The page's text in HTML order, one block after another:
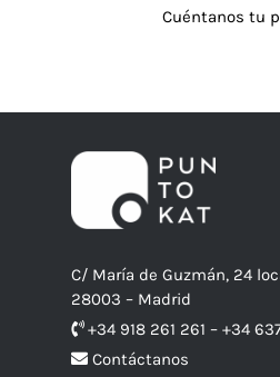
Cuéntanos tu
C/ María de Guzmán, 24
28003 – Madrid
+34 918 261 261 – +34
Contáctanos